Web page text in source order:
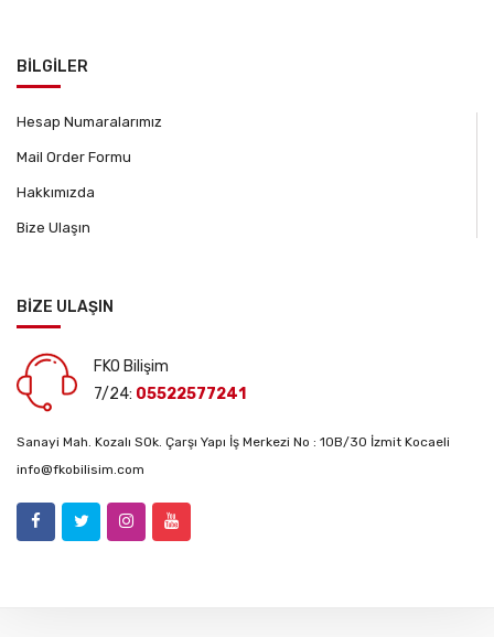
BİLGİLER
Hesap Numaralarımız
Mail Order Formu
Hakkımızda
Bize Ulaşın
BİZE ULAŞIN
FKO Bilişim
7/24: 05522577241
Sanayi Mah. Kozalı SOk. Çarşı Yapı İş Merkezi No : 10B/30 İzmit Kocaeli
info@fkobilisim.com